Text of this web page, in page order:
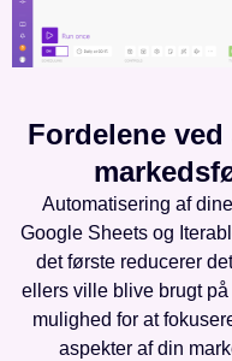
Fordelene
Automatisering af
Google Sheets og
det første reducerer
ellers ville blive brugt
mulighed for at
aspekter af din